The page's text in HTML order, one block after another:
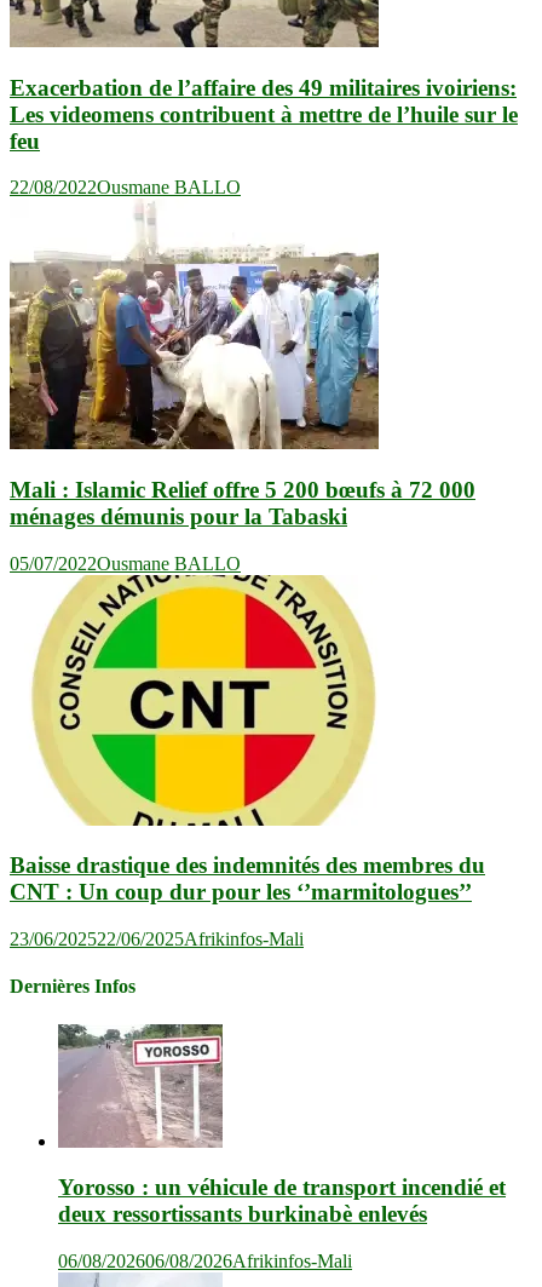
Exacerbation de l’affaire des 49 militaires ivoiriens:
Les videomens contribuent à mettre de l’huile sur le
feu
22/08/2022Ousmane BALLO
Mali : Islamic Relief offre 5 200 bœufs à 72 000
ménages démunis pour la Tabaski
05/07/2022Ousmane BALLO
Baisse drastique des indemnités des membres du
CNT : Un coup dur pour les ‘’marmitologues’’
23/06/202522/06/2025Afrikinfos-Mali
Dernières Infos
Yorosso : un véhicule de transport incendié et
deux ressortissants burkinabè enlevés
06/08/202606/08/2026Afrikinfos-Mali